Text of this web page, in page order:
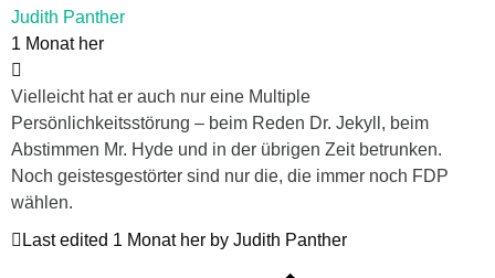
Judith Panther
1 Monat her
Vielleicht hat er auch nur eine Multiple
Persönlichkeitsstörung – beim Reden Dr. Jekyll, beim
Abstimmen Mr. Hyde und in der übrigen Zeit betrunken.
Noch geistesgestörter sind nur die, die immer noch FDP
wählen.
Last edited 1 Monat her by Judith Panther